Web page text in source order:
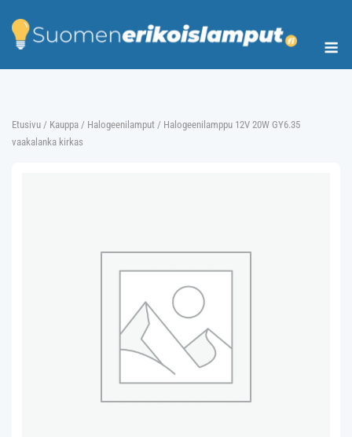
content
Etusivu / Kauppa / Halogeenilamput / Halogeenilamppu 12V 20W GY6.35
vaakalanka kirkas